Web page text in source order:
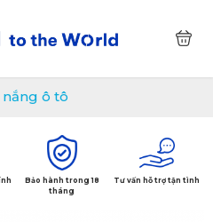
ô tô
Bảo hành trong 18
tháng
Tư vấn hỗ trợ tận tình